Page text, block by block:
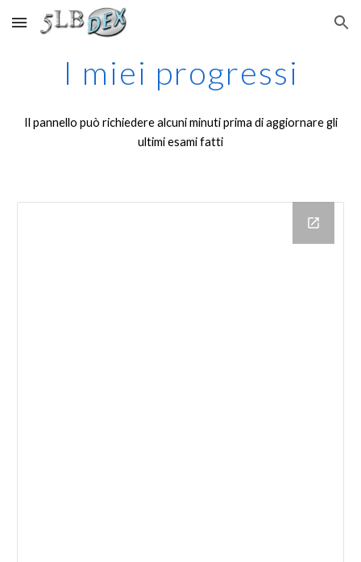
Skip to main content Skip to navigation
I miei progressi
Il pannello può richiedere alcuni minuti prima di aggiornare gli
ultimi esami fatti